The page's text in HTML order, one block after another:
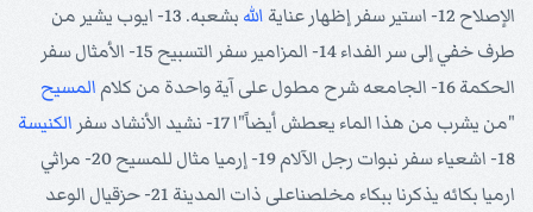
الإصلاح 12- استير سفر إظهار عناية
الله
بشعبه. 13- ايوب يشير من
طرف خفي إلى سر الفداء 14- المزامير سفر التسبيح 15- الأمثال سفر
الحكمة 16- الجامعه شرح مطول على آية واحدة من كلام
المسيح
"من يشرب من هذا الماء يعطش أيضاً"ا 17- نشيد الأنشاد سفر
الكنيسة
18- اشعياء سفر نبوات رجل الآلام 19- إرميا مثال للمسيح 20- مراثي
ارميا بكائه يذكرنا ببكاء مخلصناعلى ذات المدينة 21- حزقيال الوعد